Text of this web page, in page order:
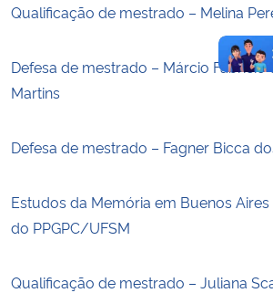
Qualificação de mestrado – Melina
Defesa de mestrado – Márcio Fabrício
Martins
Defesa de mestrado – Fagner Bicca
Estudos da Memória em Buenos
do PPGPC/UFSM
Qualificação de mestrado – Juliana